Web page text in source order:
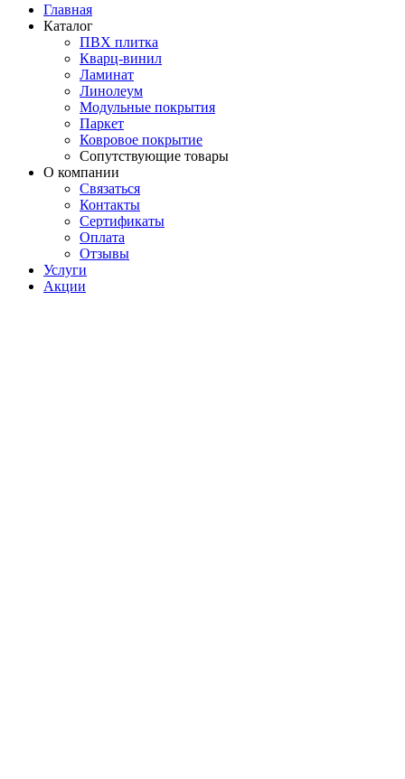
Главная
Каталог
ПВХ плитка
Кварц-винил
Ламинат
Линолеум
Модульные покрытия
Паркет
Ковровое покрытие
Сопутствующие товары
О компании
Связаться
Контакты
Сертификаты
Оплата
Отзывы
Услуги
Акции